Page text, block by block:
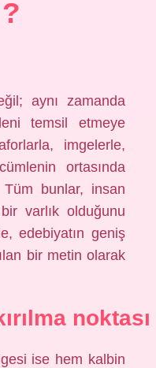
aynı zamanda
temsil etmeye
imgelerle,
ortasında
bunlar, insan
varlık olduğunu
edebiyatın geniş
bir metin olarak
noktası
ise hem kalbin